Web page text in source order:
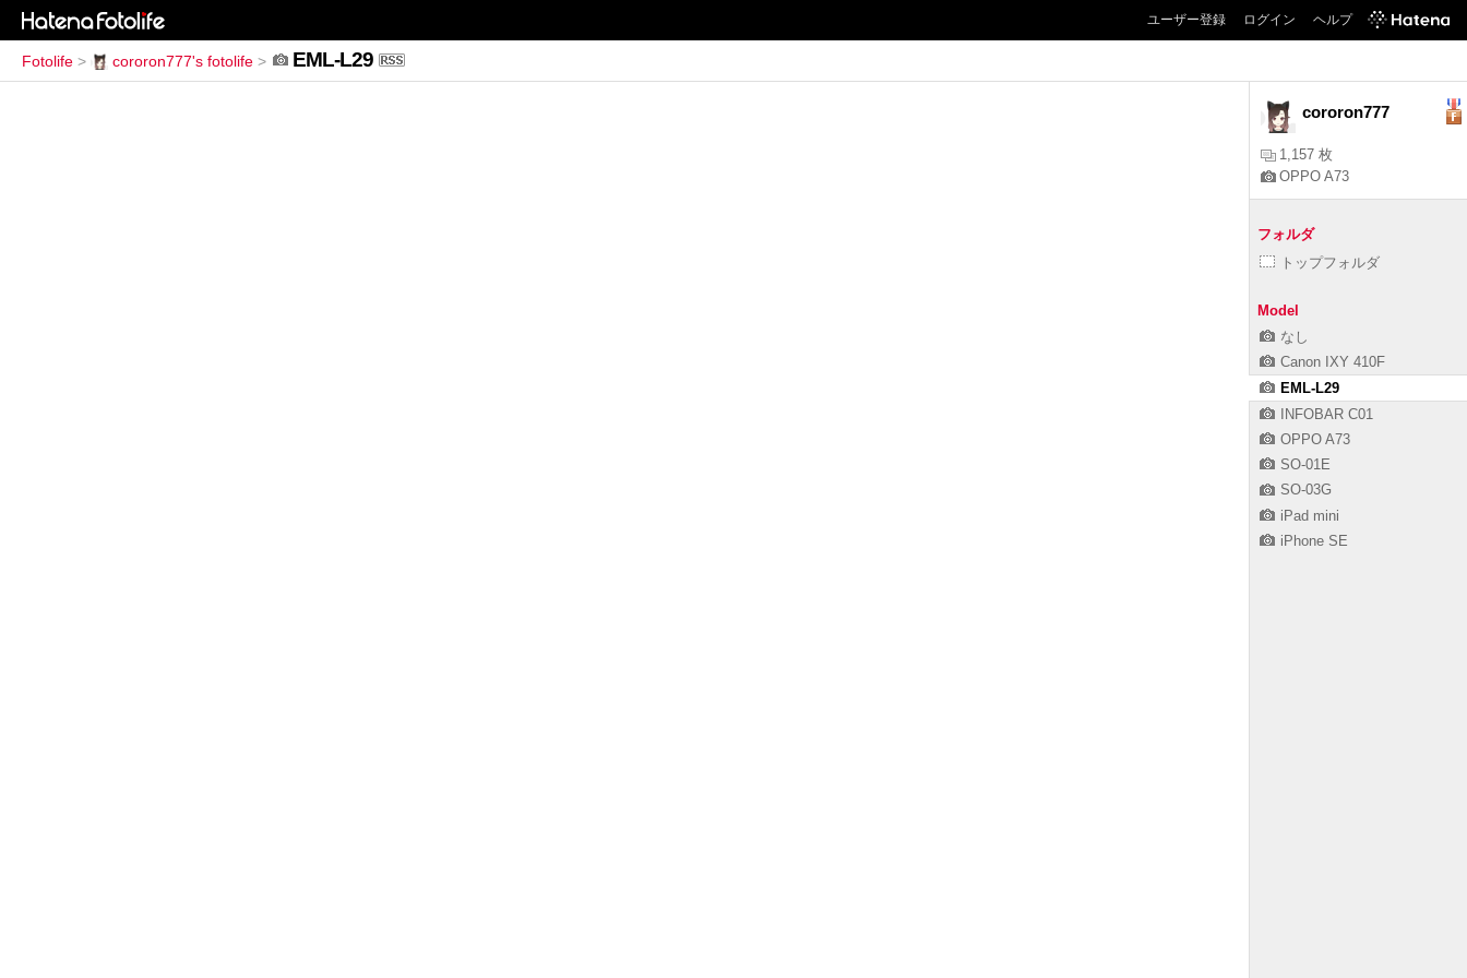
ユーザー登録 ログイン ヘルプ
Fotolife > cororon777's fotolife > EML-L29
cororon777
1,157 枚
OPPO A73
フォルダ
トップフォルダ
Model
なし
Canon IXY 410F
EML-L29
INFOBAR C01
OPPO A73
SO-01E
SO-03G
iPad mini
iPhone SE